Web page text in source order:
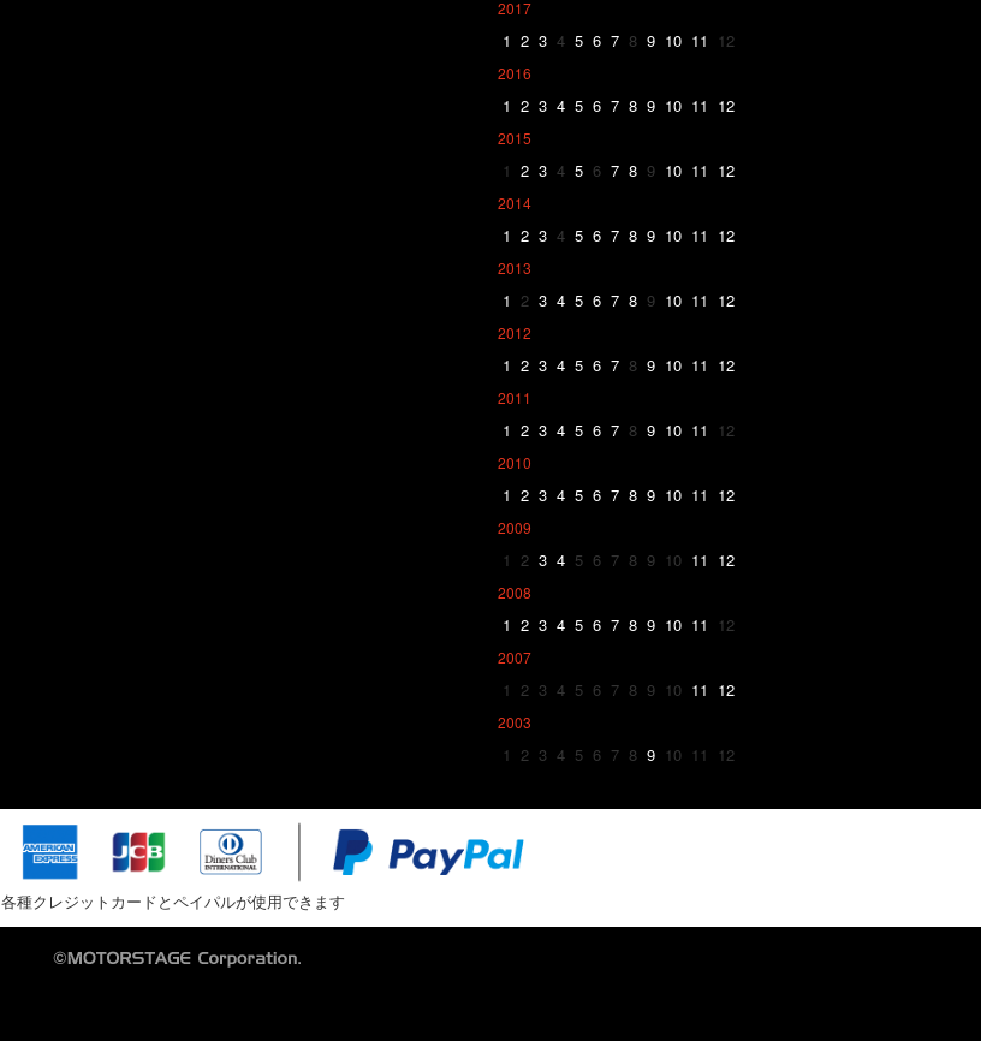
2017
1 2 3 4 5 6 7 8 9 10 11 12
2016
1 2 3 4 5 6 7 8 9 10 11 12
2015
1 2 3 4 5 6 7 8 9 10 11 12
2014
1 2 3 4 5 6 7 8 9 10 11 12
2013
1 2 3 4 5 6 7 8 9 10 11 12
2012
1 2 3 4 5 6 7 8 9 10 11 12
2011
1 2 3 4 5 6 7 8 9 10 11 12
2010
1 2 3 4 5 6 7 8 9 10 11 12
2009
1 2 3 4 5 6 7 8 9 10 11 12
2008
1 2 3 4 5 6 7 8 9 10 11 12
2007
1 2 3 4 5 6 7 8 9 10 11 12
2003
1 2 3 4 5 6 7 8 9 10 11 12
各種クレジットカードとペイパルが使用できます